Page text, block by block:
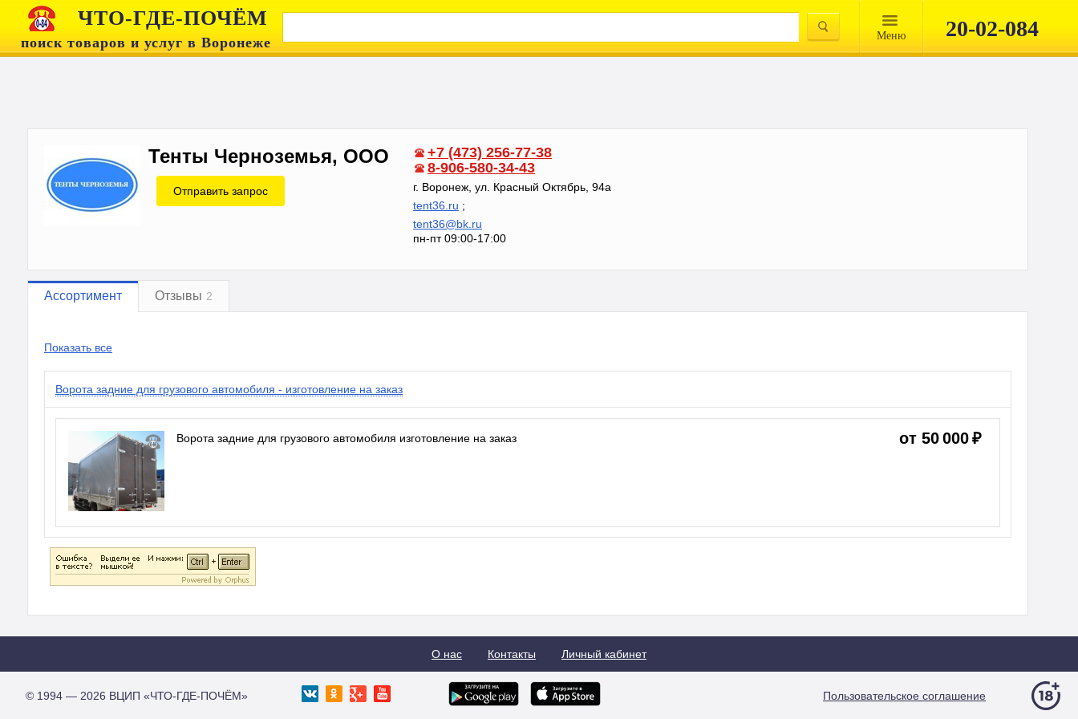
ЧТО-ГДЕ-ПОЧЁМ
поиск товаров и услуг в Воронеже Mеню 20-02-084
Тенты Черноземья, ООО
Отправить запрос
+7 (473) 256-77-38
8-906-580-34-43
г. Воронеж, ул. Красный Октябрь, 94а
tent36.ru ;
tent36@bk.ru
пн-пт 09:00-17:00
Ассортимент Отзывы 2
Показать все
Ворота задние для грузового автомобиля - изготовление на заказ
Ворота задние для грузового автомобиля изготовление на заказ от 50 000 ₽
О нас Контакты Личный кабинет
© 1994 — 2026 ВЦИП «ЧТО-ГДЕ-ПОЧЁМ» Пользовательское соглашение